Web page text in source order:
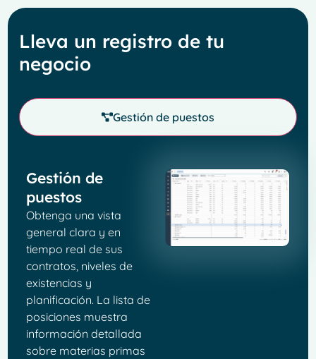
Lleva un registro de tu
negocio
Gestión de puestos
Gestión de
puestos
Obtenga una vista
general clara y en
tiempo real de sus
contratos, niveles de
existencias y
planificación. La lista de
posiciones muestra
información detallada
sobre materias primas